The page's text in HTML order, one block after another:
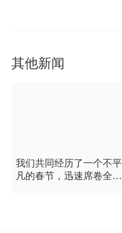
其他新闻
我们共同经历了一个不平
凡的春节，迅速席卷全国